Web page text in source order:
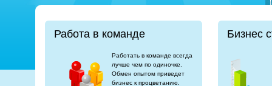
Работа в команде
Работать в команде всегда
лучше чем по одиночке.
Обмен опытом приведет
бизнес к процветанию.
Бизнес